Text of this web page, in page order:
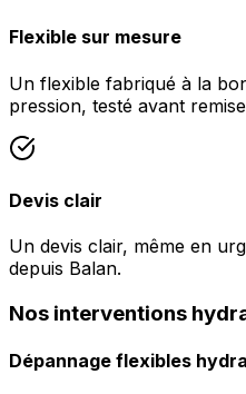
Flexible sur mesure
Un flexible fabriqué à la
pression, testé avant
Devis clair
Un devis clair, même en
depuis Balan.
Nos interventions
Dépannage flexibles